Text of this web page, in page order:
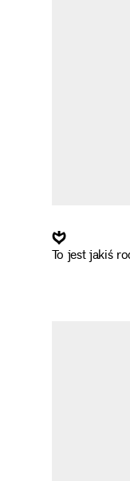
❦
To jest jakiś